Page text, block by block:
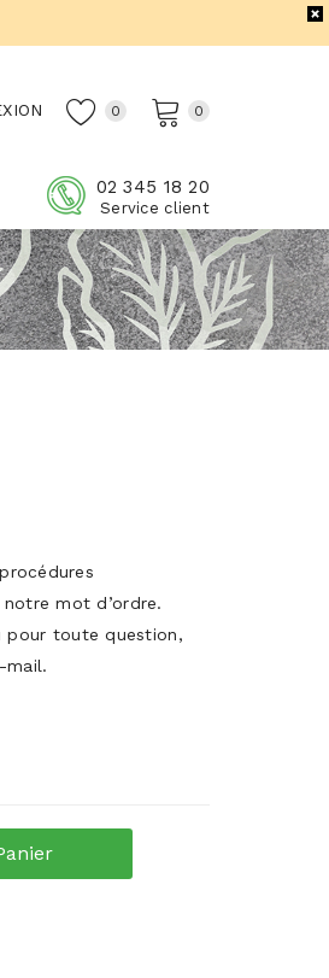
0 0
02 345 18 20
Service client
mot d’ordre.
pour toute question,
mail.